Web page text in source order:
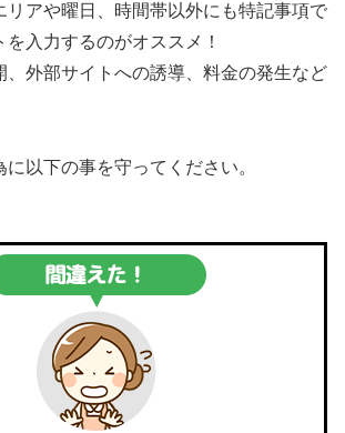
リアや曜日、時間帯以外にも特記事項で
入力するのがオススメ！
、外部サイトへの誘導、料金の発生など
に以下の事を守ってください。